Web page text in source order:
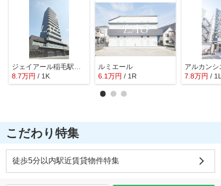
8.7万円 / 1K
ルミエール
6.1万円 / 1R
アルカンシ
7.8万円 /
こだわり特集
徒歩5分以内駅近賃貸物件特集